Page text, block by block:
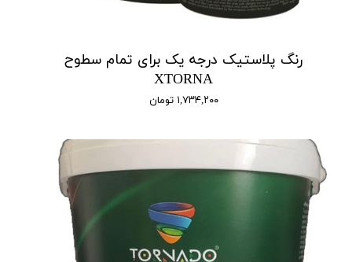
رنگ پلاستیک درجه یک برای تمام سطوح
XTORNA
۱,۷۳۴,۲۰۰ تومان